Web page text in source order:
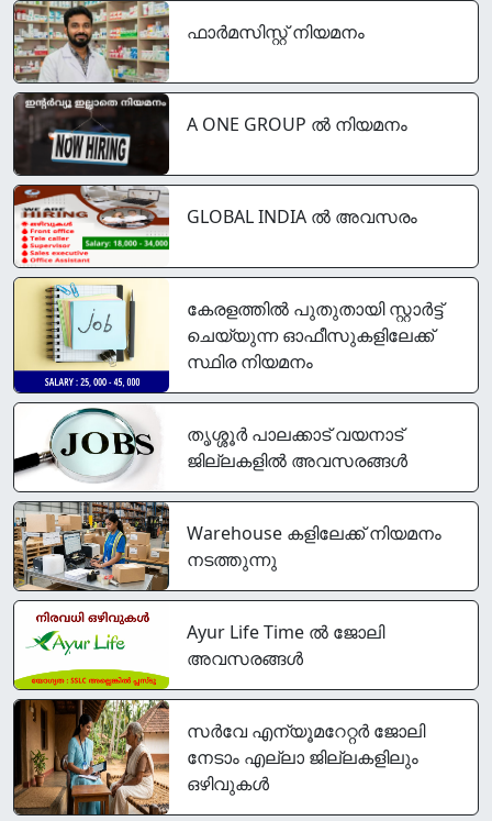
ഫാർമസിസ്റ്റ് നിയമനം
A ONE GROUP ൽ നിയമനം
GLOBAL INDIA ൽ അവസരം
കേരളത്തിൽ പുതുതായി സ്റ്റാർട്ട്‌
ചെയ്യുന്ന ഓഫീസുകളിലേക്ക്
സ്ഥിര നിയമനം
തൃശ്ശൂർ പാലക്കാട്‌ വയനാട്
ജില്ലകളിൽ അവസരങ്ങൾ
Warehouse കളിലേക്ക് നിയമനം
നടത്തുന്നു
Ayur Life Time ൽ ജോലി
അവസരങ്ങൾ
സര്‍വേ എന്യൂമറേറ്റര്‍ ജോലി
നേടാം എല്ലാ ജില്ലകളിലും
ഒഴിവുകൾ